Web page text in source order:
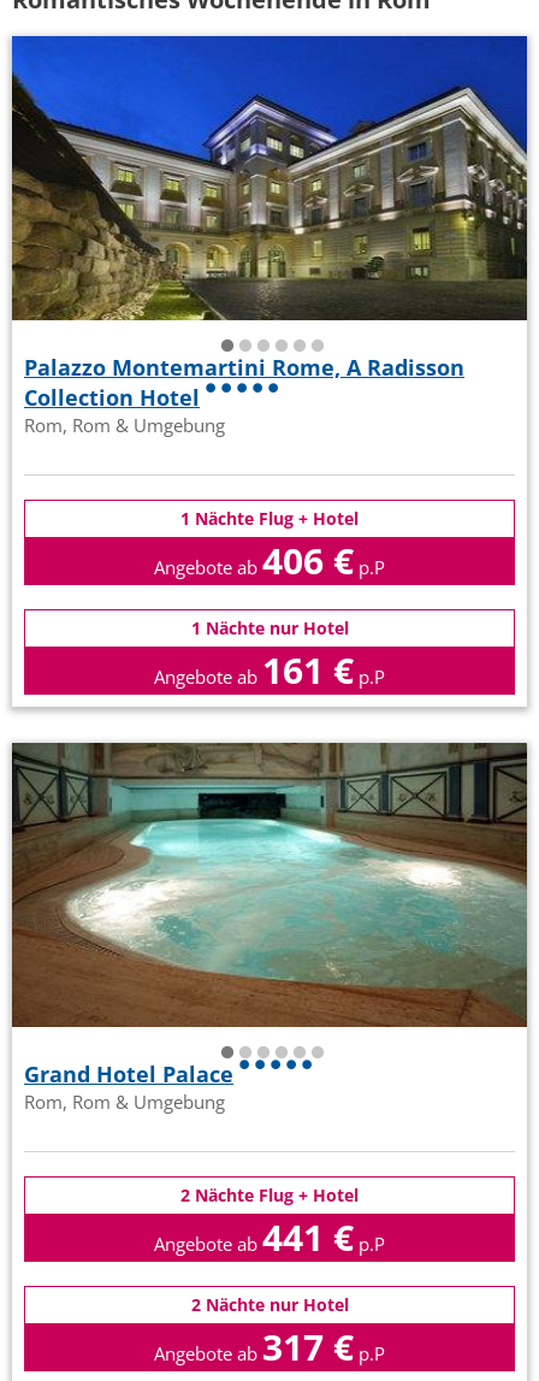
Palazzo Montemartini Rome, A Radisson
Collection Hotel
Rom, Rom & Umgebung
1 Nächte Flug + Hotel
Angebote ab 406 € p.P
1 Nächte nur Hotel
Angebote ab 161 € p.P
Grand Hotel Palace
Rom, Rom & Umgebung
2 Nächte Flug + Hotel
Angebote ab 441 € p.P
2 Nächte nur Hotel
Angebote ab 317 € p.P